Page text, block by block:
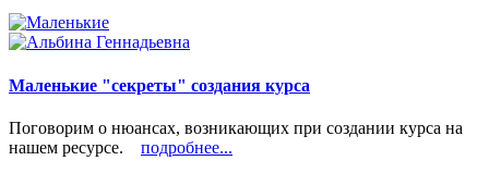
Маленькие "секреты" создания курса
Поговорим о нюансах, возникающих при создании курса на
нашем ресурсе. подробнее...